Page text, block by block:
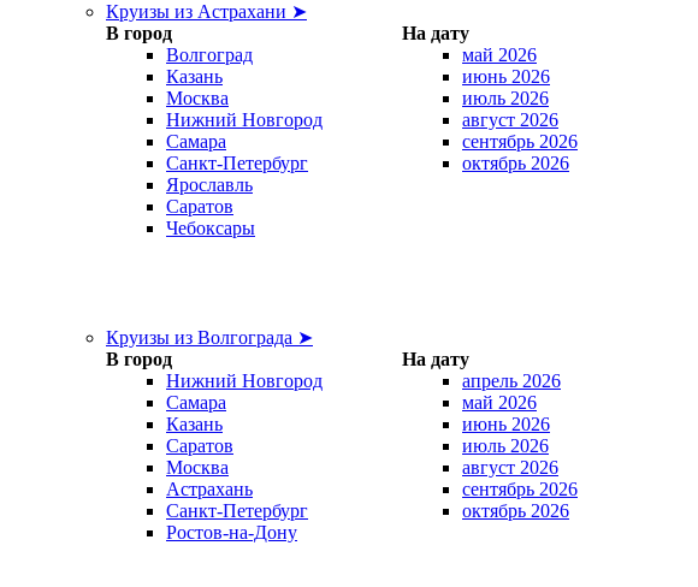
Круизы из Астрахани ➤
В город
На дату
Волгоград
Казань
Москва
Нижний Новгород
Самара
Санкт-Петербург
Ярославль
Саратов
Чебоксары
май 2026
июнь 2026
июль 2026
август 2026
сентябрь 2026
октябрь 2026
Круизы из Волгограда ➤
В город
На дату
Нижний Новгород
Самара
Казань
Саратов
Москва
Астрахань
Санкт-Петербург
Ростов-на-Дону
апрель 2026
май 2026
июнь 2026
июль 2026
август 2026
сентябрь 2026
октябрь 2026